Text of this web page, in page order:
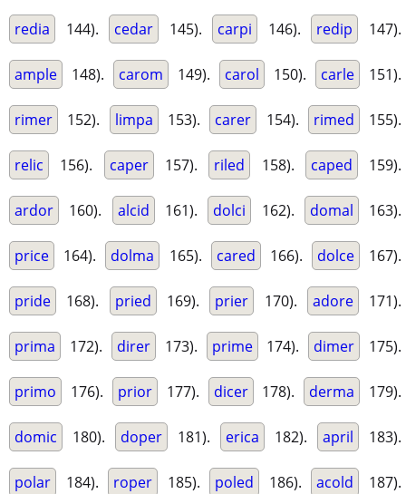
redia 144). cedar 145). carpi 146). redip 147).
ample 148). carom 149). carol 150). carle 151).
rimer 152). limpa 153). carer 154). rimed 155).
relic 156). caper 157). riled 158). caped 159).
ardor 160). alcid 161). dolci 162). domal 163).
price 164). dolma 165). cared 166). dolce 167).
pride 168). pried 169). prier 170). adore 171).
prima 172). direr 173). prime 174). dimer 175).
primo 176). prior 177). dicer 178). derma 179).
domic 180). doper 181). erica 182). april 183).
polar 184). roper 185). poled 186). acold 187).